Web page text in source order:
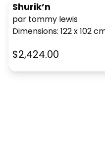
Shurik’n
par tommy lewis
Dimensions: 122 x 102
$2,424.00